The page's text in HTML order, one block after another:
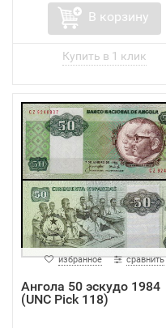
В корзину
избранное сравнить
Ангола 50 эскудо 1984
(UNC Pick 118)